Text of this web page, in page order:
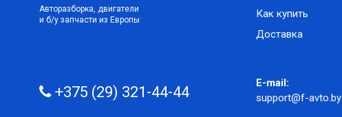
Авторазборка, двигатели
и б/у запчасти из Европы
Как купить
Доставка
+375 (29) 321-44-44
E-mail:
support@f-avto.by